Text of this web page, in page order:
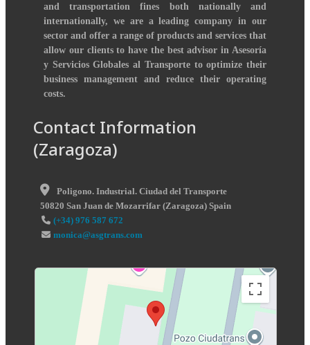
and transportation fines both nationally and
internationally, we are a leading company in our
sector and offer a range of products and services that
allow our clients to have the best advisor in Asesoría
y Servicios Globales al Transporte to optimize their
business management and reduce their operating
costs.
Contact Information
(Zaragoza)
Poligono. Industrial. Ciudad del Transporte
50820 San Juan de Mozarrifar (Zaragoza) Spain
(+34) 976 587 672
monica@asgtrans.com